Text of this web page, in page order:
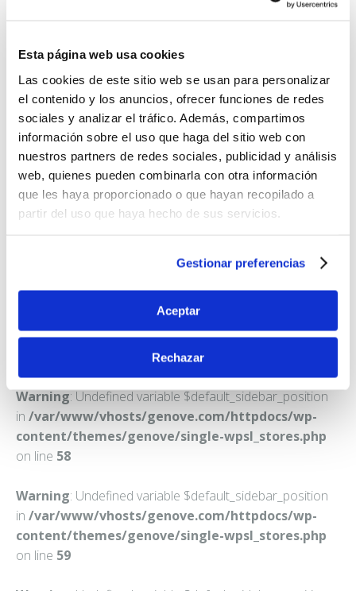
Esta página web usa cookies
Las cookies de este sitio web se usan para personalizar
el contenido y los anuncios, ofrecer funciones de redes
sociales y analizar el tráfico. Además, compartimos
información sobre el uso que haga del sitio web con
nuestros partners de redes sociales, publicidad y análisis
web, quienes pueden combinarla con otra información
que les haya proporcionado o que hayan recopilado a
partir del uso que haya hecho de sus servicios.
Gestionar preferencias
Aceptar
Rechazar
FARMACIA BORRAS AVIÑO, RAFAEL
C. CREU ROJA, 7
Warning: Undefined variable $default_sidebar_position
in /var/www/vhosts/genove.com/httpdocs/wp-
content/themes/genove/single-wpsl_stores.php
on line 58
Warning: Undefined variable $default_sidebar_position
in /var/www/vhosts/genove.com/httpdocs/wp-
content/themes/genove/single-wpsl_stores.php
on line 59